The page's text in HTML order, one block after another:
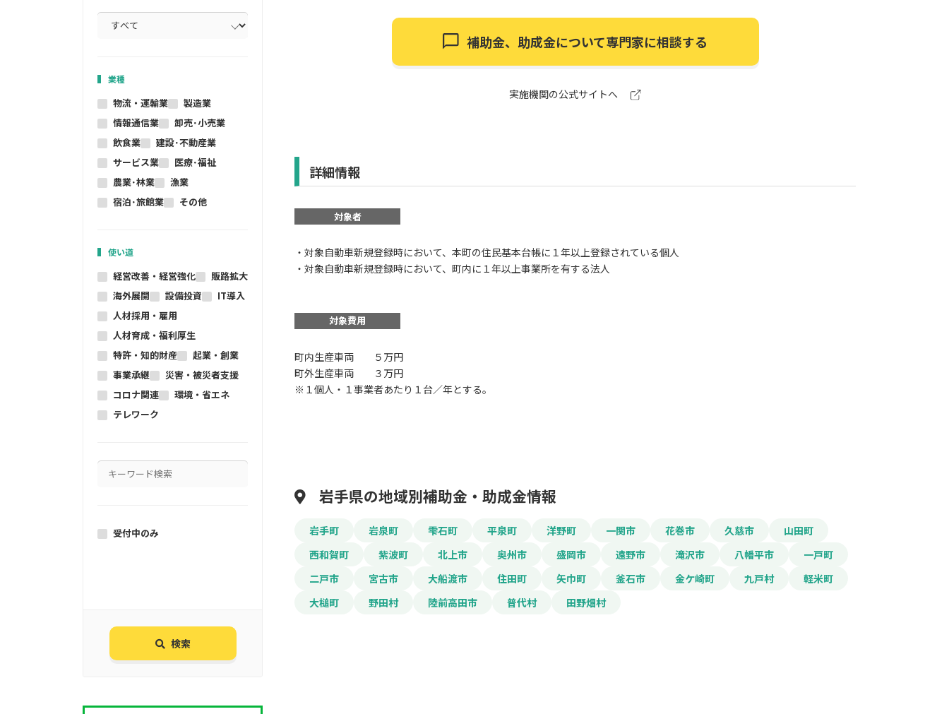
業種
物流・運輸業
製造業
情報通信業
卸売･小売業
飲食業
建設･不動産業
サービス業
医療･福祉
農業･林業
漁業
宿泊･旅館業
その他
使い道
経営改善・経営強化
販路拡大
海外展開
設備投資
IT導入
人材採用・雇用
人材育成・福利厚生
特許・知的財産
起業・創業
事業承継
災害・被災者支援
コロナ関連
環境・省エネ
テレワーク
受付中のみ
検索
補助金、助成金について専門家に相談する
実施機関の公式サイトへ
詳細情報
対象者
・対象自動車新規登録時において、本町の住民基本台帳に１年以上登録されている個人
・対象自動車新規登録時において、町内に１年以上事業所を有する法人
対象費用
町内生産車両 ５万円
町外生産車両 ３万円
※１個人・１事業者あたり１台／年とする。
岩手県の地域別補助金・助成金情報
岩手町 岩泉町 雫石町 平泉町 洋野町 一関市 花巻市 久慈市
山田町
西和賀町
紫波町 北上市 奥州市 盛岡市 遠野市 滝沢市 八幡平市
一戸町
二戸市
宮古市 大船渡市 住田町 矢巾町 釜石市 金ケ崎町 九戸村
軽米町
大槌町
野田村 陸前高田市 普代村 田野畑村
自動車産業振興（車両購入）事業補助金
お名前